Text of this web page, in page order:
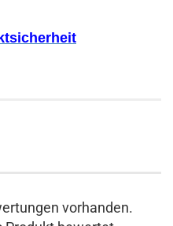
vorhanden.